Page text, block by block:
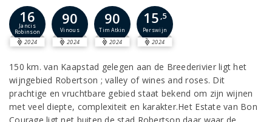
16
Jancis
Robinson
2024
90
Vinous
2024
90
Tim Atkin
2024
15 ,5
Perswijn
2024
150 km. van Kaapstad gelegen aan de Breederivier ligt het
wijngebied Robertson ; valley of wines and roses. Dit
prachtige en vruchtbare gebied staat bekend om zijn wijnen
met veel diepte, complexiteit en karakter.Het Estate van Bon